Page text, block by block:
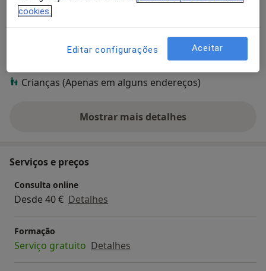
Perturbações do comportamento
Bulimia Nervosa
Pacientes que trato
Crianças (Apenas em alguns endereços)
Mostrar mais detalhes
sobre a experiência
Serviços e preços
Consulta online
Desde 40 € Detalhes
Formação
Serviço gratuito Detalhes
cookies.
Editar configurações Aceitar